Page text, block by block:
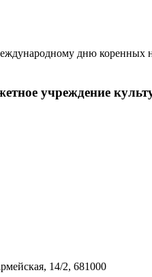
дню коренных
учреждение
14/2, 681000